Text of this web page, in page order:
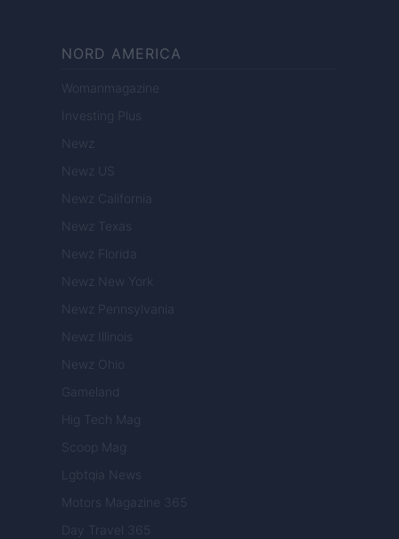
NORD AMERICA
Womanmagazine
Investing Plus
Newz
Newz US
Newz California
Newz Texas
Newz Florida
Newz New York
Newz Pennsylvania
Newz Illinois
Newz Ohio
Gameland
Hig Tech Mag
Scoop Mag
Lgbtqia News
Motors Magazine 365
Day Travel 365